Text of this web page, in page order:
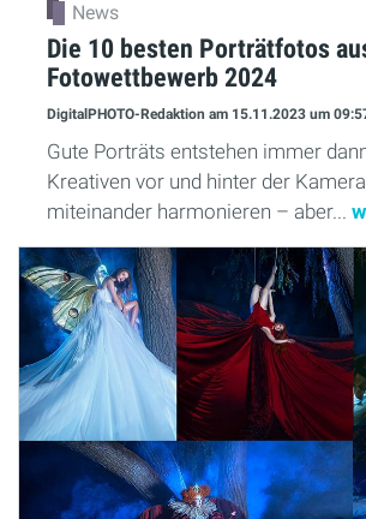
News
Die 10 besten Porträtfotos
Fotowettbewerb 2024
DigitalPHOTO-Redaktion am 15.11.2023 um
Gute Porträts entstehen immer
Kreativen vor und hinter der
miteinander harmonieren – aber...